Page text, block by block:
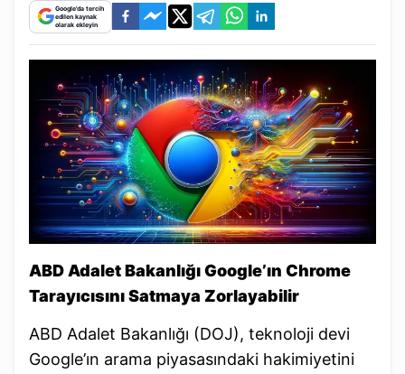
Google'da tercih
edilen kaynak
olarak ekleyin
ABD Adalet Bakanlığı Google’ın Chrome
Tarayıcısını Satmaya Zorlayabilir
ABD Adalet Bakanlığı (DOJ), teknoloji devi
Google’ın arama piyasasındaki hakimiyetini